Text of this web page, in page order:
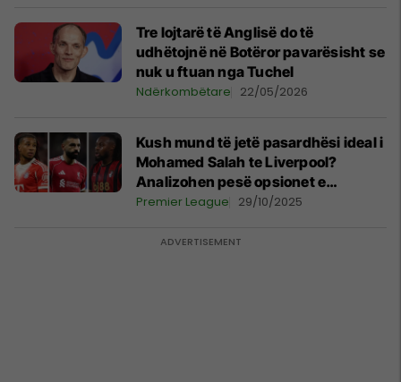
Tre lojtarë të Anglisë do të
udhëtojnë në Botëror pavarësisht se
nuk u ftuan nga Tuchel
Ndërkombëtare 22/05/2026
Kush mund të jetë pasardhësi ideal i
Mohamed Salah te Liverpool?
Analizohen pesë opsionet e
mundshme
Premier League 29/10/2025